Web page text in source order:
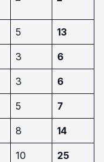
5 13
3 6
3 6
5 7
8 14
10 25